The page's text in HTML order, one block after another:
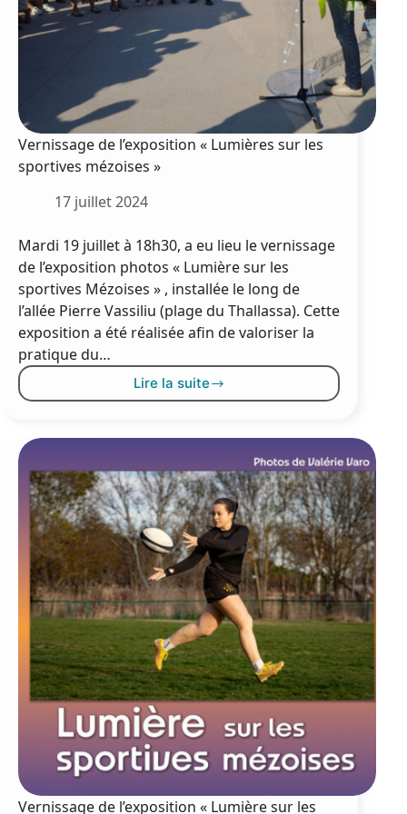
Vernissage de l’exposition « Lumières sur les
sportives mézoises »
17 juillet 2024
Mardi 19 juillet à 18h30, a eu lieu le vernissage
de l’exposition photos « Lumière sur les
sportives Mézoises » , installée le long de
l’allée Pierre Vassiliu (plage du Thallassa). Cette
exposition a été réalisée afin de valoriser la
pratique du…
Lire la suiteVernissage
sur
les
sportives
mézoises »
Vernissage de l’exposition « Lumière sur les